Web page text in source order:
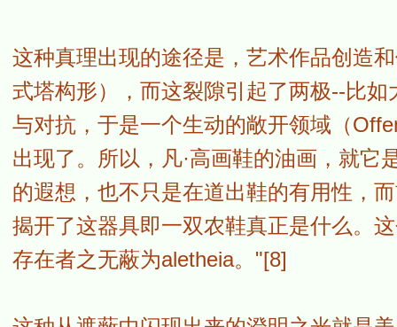
这种真理出现的途径是，艺术作品创造
式塔构形），而这裂隙引起了两极--比
与对抗，于是一个生动的敞开领域（
出现了。所以，凡·高画鞋的油画，就它
的遐想，也不只是在道出鞋的有用性，
揭开了这器具即一双农鞋真正是什么。
存在者之无蔽为aletheia。"[8]